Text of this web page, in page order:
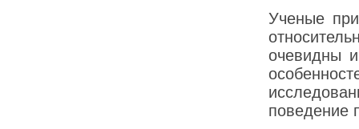
Ученые
очевидны
поведение